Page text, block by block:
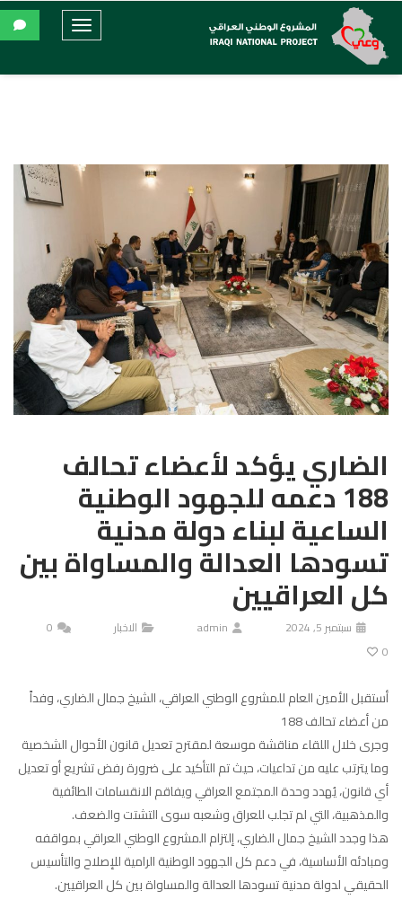
الضاري يؤكد لأعضاء تحالف
188 دعمه للجهود الوطنية
الساعية لبناء دولة مدنية
تسودها العدالة والمساواة بين
كل العراقيين
سبتمبر 5, 2024 admin الاخبار
0
0
أستقبل الأمين العام للمشروع الوطني العراقي، الشيخ جمال الضاري، وفداً
من أعضاء تحالف 188
وجرى خلال اللقاء مناقشة موسعة لمقترح تعديل قانون الأحوال الشخصية
وما يترتب عليه من تداعيات، حيث تم التأكيد على ضرورة رفض تشريع أو تعديل
أي قانون، يُهدد وحدة المجتمع العراقي ويفاقم الانقسامات الطائفية
والمذهبية، التي لم تجلب للعراق وشعبه سوى التشتت والضعف.
هذا وجدد الشيخ جمال الضاري، إلتزام المشروع الوطني العراقي بمواقفه
ومبادئه الأساسية، في دعم كل الجهود الوطنية الرامية للإصلاح والتأسيس
الحقيقي لدولة مدنية تسودها العدالة والمساواة بين كل العراقيين.